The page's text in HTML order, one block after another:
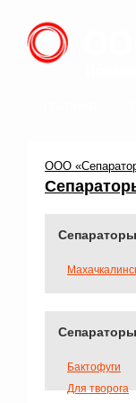
ООО
Бактофуги
Для творога